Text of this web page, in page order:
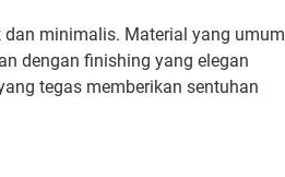
minimalis. Material yang umum
dengan finishing yang elegan
tegas memberikan sentuhan